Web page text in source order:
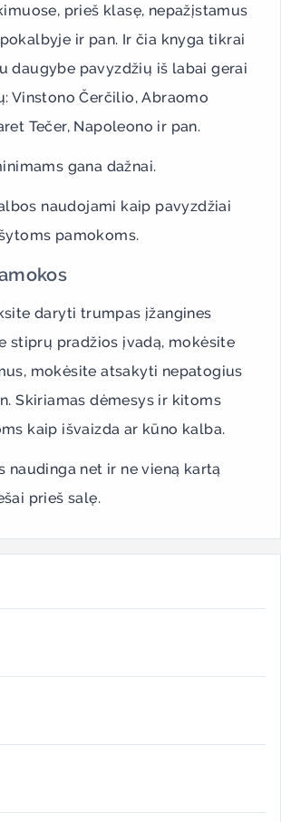
prieš klasę, nepažįstamus
ir pan. Ir čia knyga tikrai
daugybe pavyzdžių iš labai gerai
Vinstono Čerčilio, Abraomo
Tečer, Napoleono ir pan.
gana dažnai.
naudojami kaip pavyzdžiai
pamokoms.
daryti trumpas įžangines
stiprų pradžios įvadą, mokėsite
mokėsite atsakyti nepatogius
Skiriamas dėmesys ir kitoms
kaip išvaizda ar kūno kalba.
naudinga net ir ne vieną kartą
prieš salę.